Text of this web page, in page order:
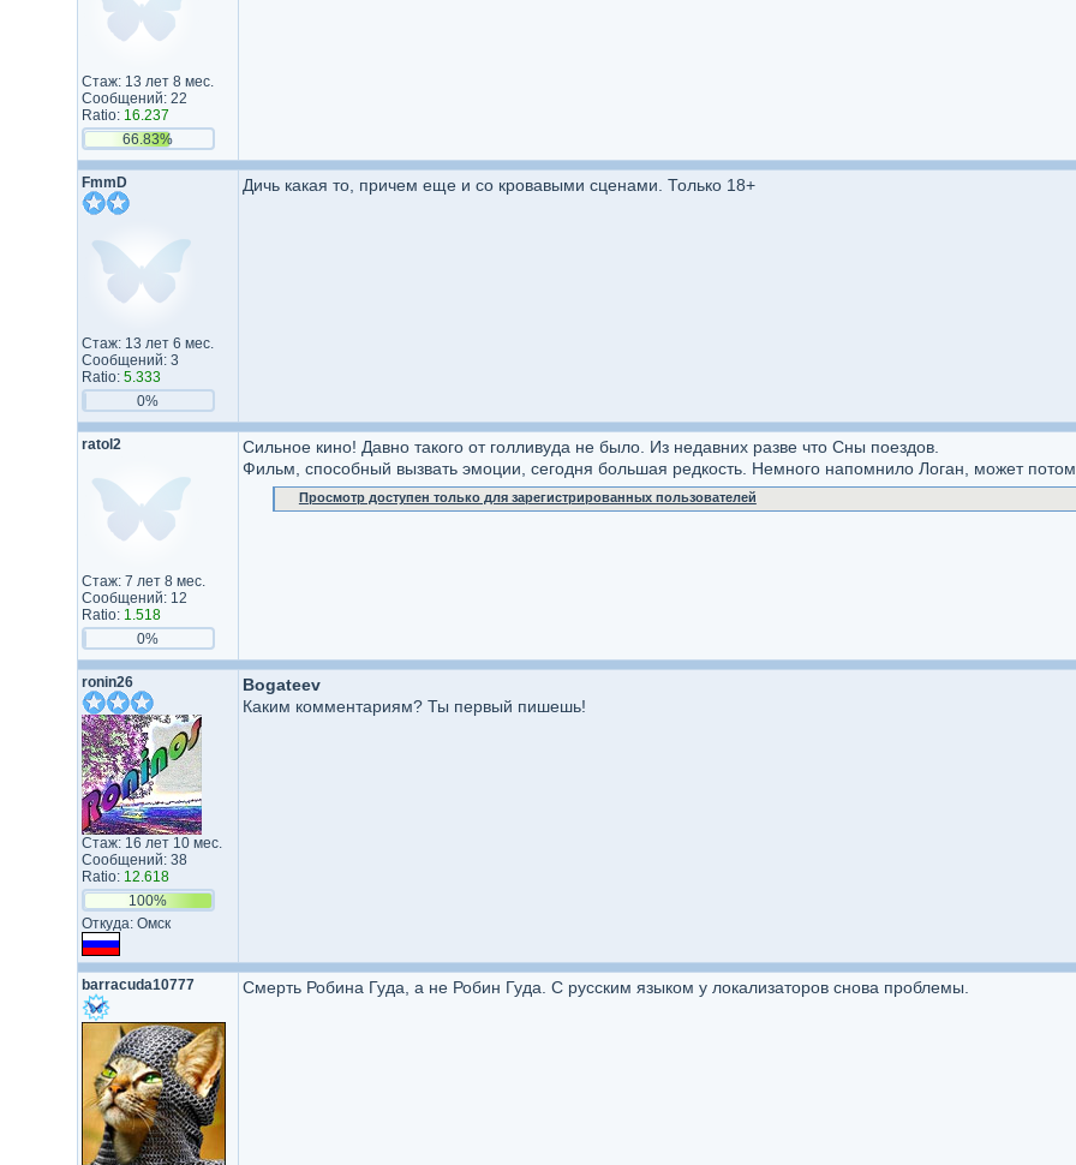
Стаж: 13 лет 8 мес.
Сообщений: 22
Ratio: 16.237
66.83%
FmmD
Стаж: 13 лет 6 мес.
Сообщений: 3
Ratio: 5.333
0%
Дичь какая то, причем еще и со кровавыми сценами. Только 18+
ratol2
Стаж: 7 лет 8 мес.
Сообщений: 12
Ratio: 1.518
0%
Сильное кино! Давно такого от голливуда не было. Из недавних разве что Сны поездов.
Фильм, способный вызвать эмоции, сегодня большая редкость. Немного напомнило Логан, может
Просмотр доступен только для зарегистрированных пользователей
ronin26
Стаж: 16 лет 10 мес.
Сообщений: 38
Ratio: 12.618
100%
Откуда: Омск
Bogateev
Каким комментариям? Ты первый пишешь!
barracuda10777 Смерть Робина Гуда, а не Робин Гуда. С русским языком у локализаторов снова проблемы.